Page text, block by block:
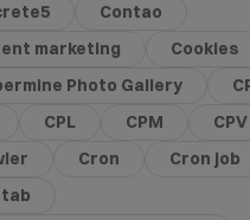
Contao
marketing
Cookies
Photo Gallery
CPL CPM
CPV
Cron
Cron job